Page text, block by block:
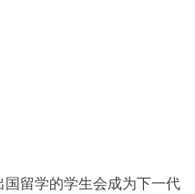
留学的学生会成为下一代